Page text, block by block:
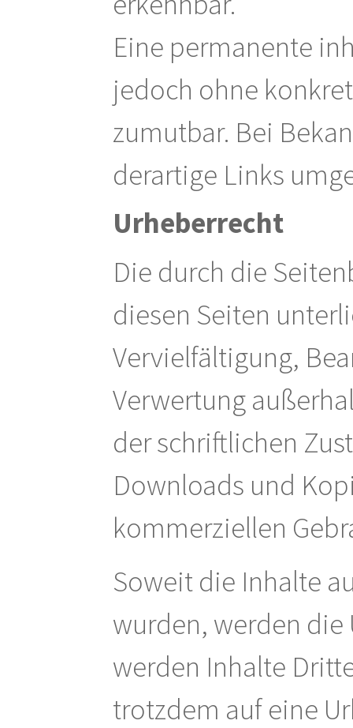
Eine permanente
jedoch ohne
zumutbar. Bei
derartige Links
Urheberrecht
Die durch die
diesen Seiten
Vervielfältigung,
Verwertung
der schriftlichen
Downloads und
kommerziellen
Soweit die Inhalte
wurden, werden
werden Inhalte
trotzdem auf eine